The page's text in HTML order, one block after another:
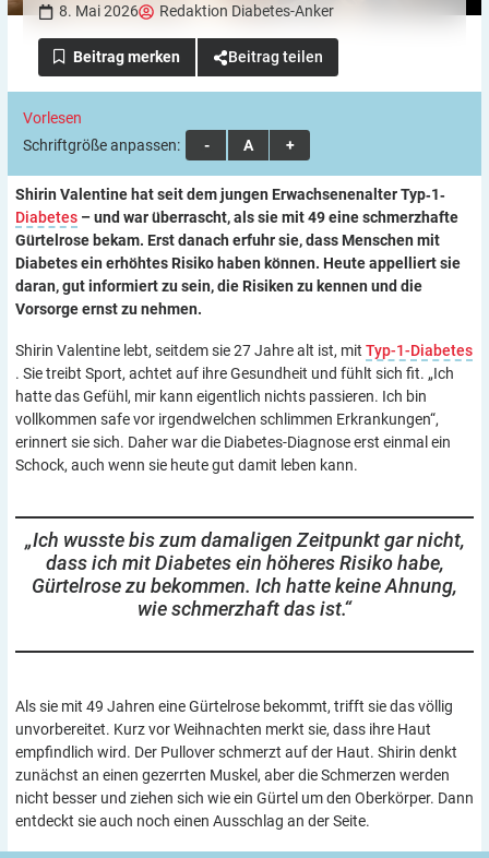
8. Mai 2026 Redaktion Diabetes-Anker
Beitrag teilen
Vorlesen
Schriftgröße anpassen:
A A A
Shirin Valentine hat seit dem jungen Erwachsenenalter Typ‑1‑
Diabetes – und war überrascht, als sie mit 49 eine schmerzhafte
Gürtelrose bekam. Erst danach erfuhr sie, dass Menschen mit
Diabetes ein erhöhtes Risiko haben können. Heute appelliert sie
daran, gut informiert zu sein, die Risiken zu kennen und die
Vorsorge ernst zu nehmen.
Shirin Valentine lebt, seitdem sie 27 Jahre alt ist, mit Typ-1-Diabetes
. Sie treibt Sport, achtet auf ihre Gesundheit und fühlt sich fit. „Ich
hatte das Gefühl, mir kann eigentlich nichts passieren. Ich bin
vollkommen safe vor irgendwelchen schlimmen Erkrankungen“,
erinnert sie sich. Daher war die Diabetes-Diagnose erst einmal ein
Schock, auch wenn sie heute gut damit leben kann.
„Ich wusste bis zum damaligen Zeitpunkt gar nicht,
dass ich mit Diabetes ein höheres Risiko habe,
Gürtelrose zu bekommen. Ich hatte keine Ahnung,
wie schmerzhaft dasist.“
Als sie mit 49 Jahren eine Gürtelrose bekommt, trifft sie das völlig
unvorbereitet. Kurz vor Weihnachten merkt sie, dass ihre Haut
empfindlich wird. Der Pullover schmerzt auf der Haut. Shirin denkt
zunächst an einen gezerrten Muskel, aber die Schmerzen werden
nicht besser und ziehen sich wie ein Gürtel um den Oberkörper. Dann
entdeckt sie auch noch einen Ausschlag an der Seite.